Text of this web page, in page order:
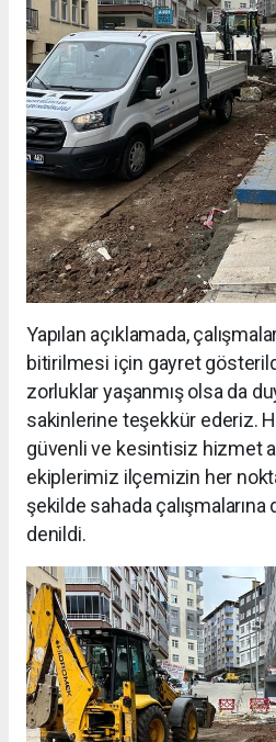
Yapılan açıklamada,
bitirilmesi için gayret
zorluklar yaşanmış olsa da
sakinlerine teşekkür ederiz.
güvenli ve kesintisiz hizmet
ekiplerimiz ilçemizin her
şekilde sahada
denildi.